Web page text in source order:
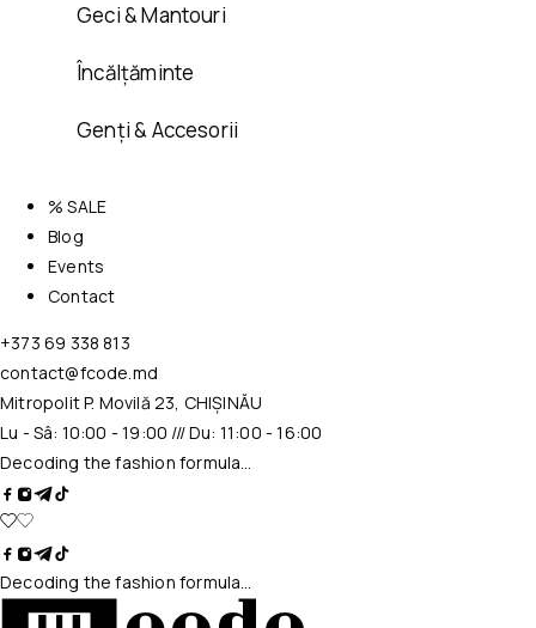
Geci & Mantouri
Încălțăminte
Genți & Accesorii
% SALE
Blog
Events
Contact
+373 69 338 813
contact@fcode.md
Mitropolit P. Movilă 23, CHIȘINĂU
Lu - Sâ: 10:00 - 19:00 /// Du: 11:00 - 16:00
Decoding the fashion formula…
Decoding the fashion formula…